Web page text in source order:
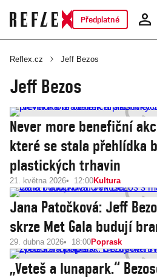
Předplatné
Reflex.cz Jeff Bezos
Jeff Bezos
Never more benefiční
které se stala přehlídka
plastických trhavin
21. května 2026 12:00Kultura
Jana Patočková: Jeff
skrze Met Gala budují
29. dubna 2026 18:00Poprask
„Veteš a lunapark.“